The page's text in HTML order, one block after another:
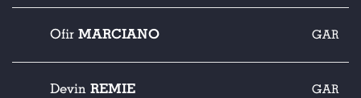
Ofir MARCIANO GAR
Devin REMIE GAR